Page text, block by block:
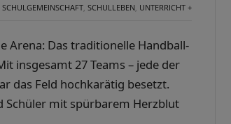
SCHULGEMEINSCHAFT, SCHULLEBEN, UNTERRICHT +
Arena: Das traditionelle Handball-
insgesamt 27 Teams – jede der
das Feld hochkarätig besetzt.
Schüler mit spürbarem Herzblut